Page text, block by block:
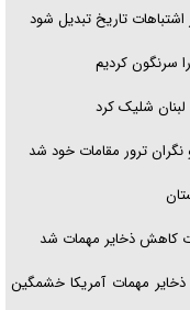
تاریخ تبدیل شود
نگران ترور مقامات خود شد
کاهش ذخایر مهمات شد
مهمات آمریکا خشمگین